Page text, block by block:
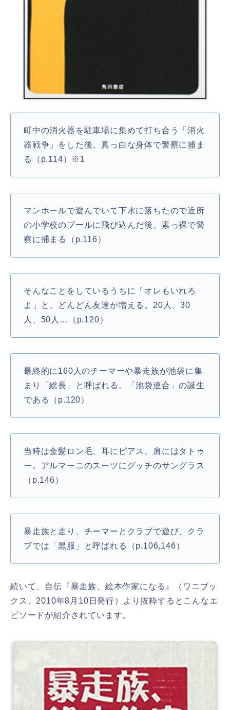
町中の消火器を駐車場に集めて打ち合う「消火
器戦争」をした後、真っ白な身体で警察に捕ま
る（p.114）※1
マンホールで遊んでいて下水に落ちたので近所
の小学校のプールに飛び込んだ後、素っ裸で警
察に捕まる（p.116）
そんなことをしているうちに「オレもいれろ
よ」と、どんどん友達が増える。20人、30
人、50人…（p.120）
最終的に160人のチーマーや暴走族が池袋に集
まり「総長」と呼ばれる。「池袋連合」の誕生
である（p.120）
当時は金髪ロン毛、耳にピアス、肩にはタトゥ
ー。アルマーニのスーツにグッチのサングラス
（p.146）
暴走族と走り、チーマーとクラブで遊び、クラ
ブでは「黒服」と呼ばれる（p.106,146）
続いて、自伝『暴走族、絵本作家になる』（ワニブッ
クス、2010年8月10日発行）より抜粋するとこんなエ
ピソードが紹介されています。